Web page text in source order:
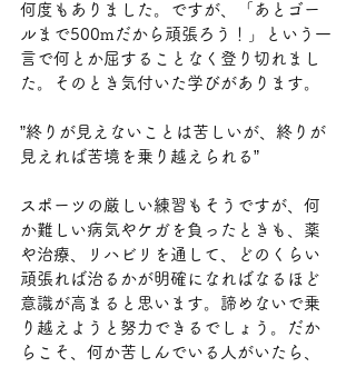
何度もありました。ですが、「あとゴー
ルまで500mだから頑張ろう！」という一
言で何とか屈することなく登り切れまし
た。そのとき気付いた学びがあります。
”終りが見えないことは苦しいが、終りが
見えれば苦境を乗り越えられる”
スポーツの厳しい練習もそうですが、何
か難しい病気やケガを負ったときも、薬
や治療、リハビリを通して、どのくらい
頑張れば治るかが明確になればなるほど
意識が高まると思います。諦めないで乗
り越えようと努力できるでしょう。だか
らこそ、何か苦しんでいる人がいたら、